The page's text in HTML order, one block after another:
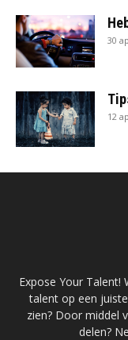
30
12
Expose Your Talent!
talent op een
zien? Door middel
delen?